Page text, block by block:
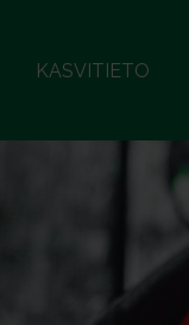
KASVITIETO